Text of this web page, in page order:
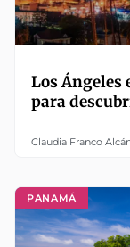
Los
para
Claudia Franco
PANAMÁ